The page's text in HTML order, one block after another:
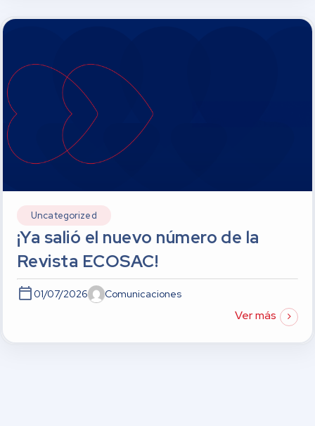
Uncategorized
¡Ya salió el nuevo número de la
Revista ECOSAC!
01/07/2026 Comunicaciones
Ver más